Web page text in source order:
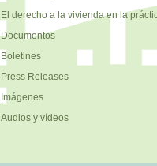
El derecho a la vivienda en la
Documentos
Boletines
Press Releases
Imágenes
Audios y vídeos